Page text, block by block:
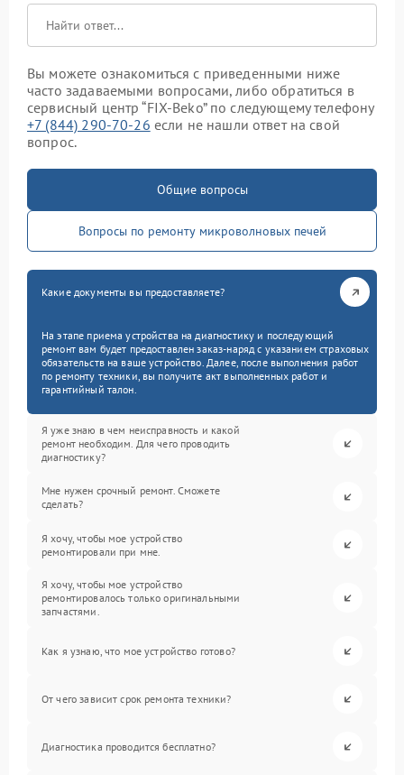
Вы можете ознакомиться с приведенными ниже
часто задаваемыми вопросами, либо обратиться в
сервисный центр “FIX-Beko” по следующему телефону
+7 (844) 290-70-26 если не нашли ответ на свой
вопрос.
Общие вопросы
Вопросы по ремонту микроволновых печей
Какие документы вы предоставляете?
На этапе приема устройства на диагностику и последующий
ремонт вам будет предоставлен заказ-наряд с указанием страховых
обязательств на ваше устройство. Далее, после выполнения работ
по ремонту техники, вы получите акт выполненных работ и
гарантийный талон.
Я уже знаю в чем неисправность и какой
ремонт необходим. Для чего проводить
диагностику?
Мне нужен срочный ремонт. Сможете
сделать?
Я хочу, чтобы мое устройство
ремонтировали при мне.
Я хочу, чтобы мое устройство
ремонтировалось только оригинальными
запчастями.
Как я узнаю, что мое устройство готово?
От чего зависит срок ремонта техники?
Диагностика проводится бесплатно?